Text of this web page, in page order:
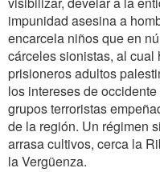
impunidad asesina a
encarcela niños que en
cárceles sionistas, al
prisioneros adultos
los intereses de
grupos terroristas
de la región. Un régimen
arrasa cultivos, cerca la
la Vergüenza.